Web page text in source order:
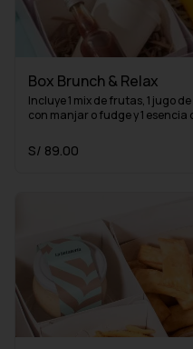
Box Brunch & Relax
Incluye 1 mix de frutas, 1 jugo
con manjar o fudge y 1
S/ 89.00